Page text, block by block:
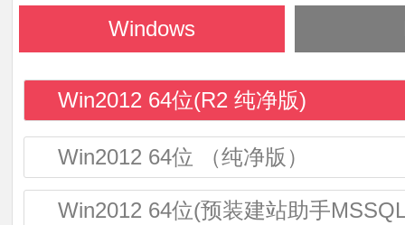
Windows
Win2012 64位(R2 纯净版)
Win2012 64位 （纯净版）
Win2012 64位(预装建站助手